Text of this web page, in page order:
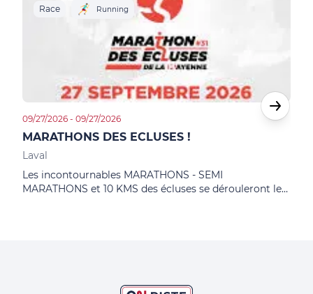
Race Running
09/27/2026 - 09/27/2026
MARATHONS DES ECLUSES !
Laval
Les incontournables MARATHONS - SEMI
MARATHONS et 10 KMS des écluses se dérouleront le